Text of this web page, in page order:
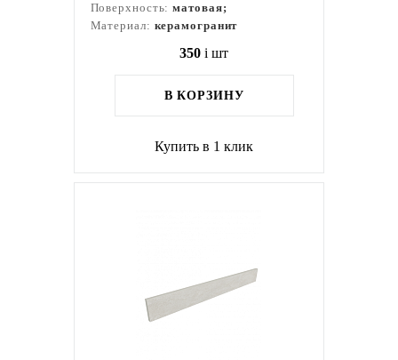
Поверхность:матовая;
Материал: керамогранит
350 i шт
В КОРЗИНУ
Купить в 1 клик